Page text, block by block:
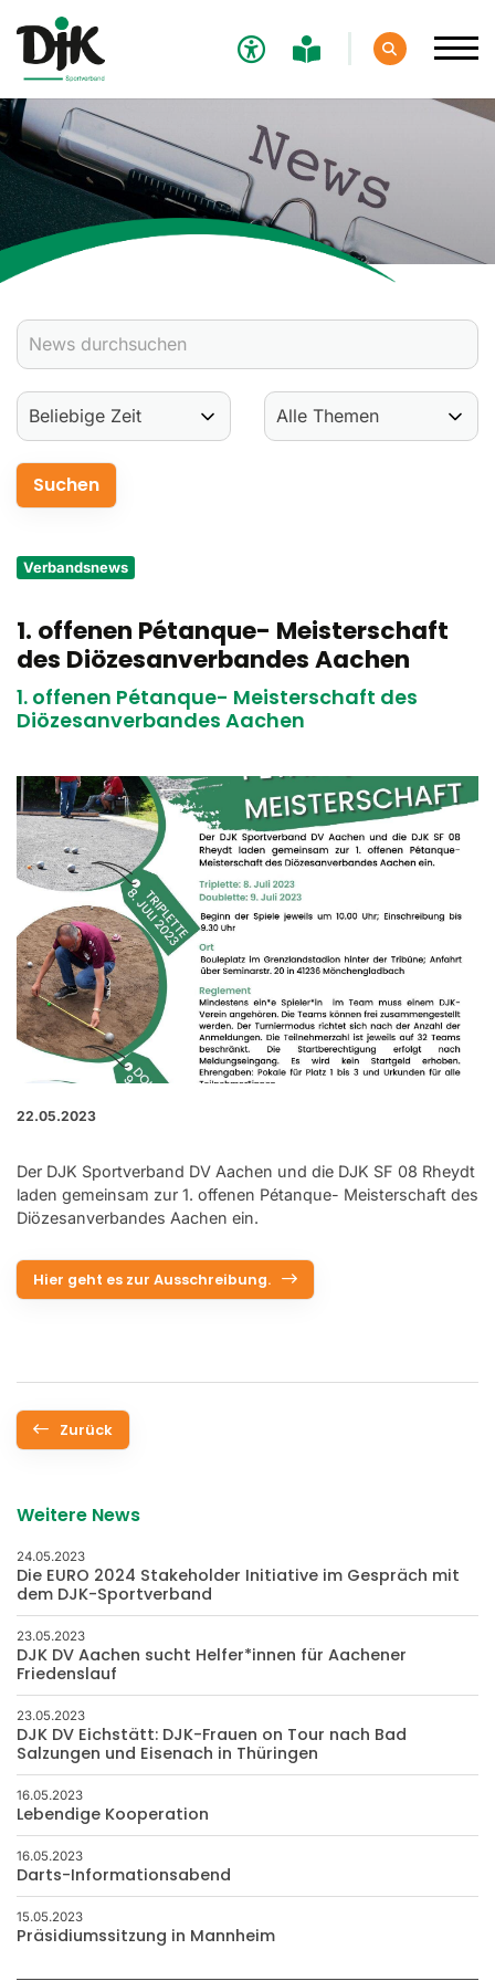
Verbandsnews
1. offenen Pétanque- Meisterschaft
des Diözesanverbandes Aachen
1. offenen Pétanque- Meisterschaft des
Diözesanverbandes Aachen
22.05.2023
Der DJK Sportverband DV Aachen und die DJK SF 08 Rheydt
laden gemeinsam zur 1. offenen Pétanque- Meisterschaft des
Diözesanverbandes Aachen ein.
Hier geht es zur Ausschreibung.
Zurück
Weitere News
24.05.2023
Die EURO 2024 Stakeholder Initiative im Gespräch mit
dem DJK-Sportverband
23.05.2023
DJK DV Aachen sucht Helfer*innen für Aachener
Friedenslauf
23.05.2023
DJK DV Eichstätt: DJK-Frauen on Tour nach Bad
Salzungen und Eisenach in Thüringen
16.05.2023
Lebendige Kooperation
16.05.2023
Darts-Informationsabend
15.05.2023
Präsidiumssitzung in Mannheim
Verband
Aktuelles
Verbands-News
Termine
Verantwortung
Aus- und Fortbildungen
Kontakt